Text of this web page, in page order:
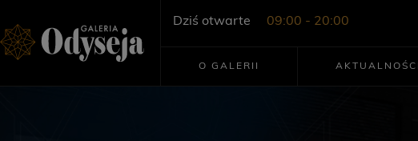
Dziś otwarte 09:00 - 20:00
O GALERII AKTUALNOŚCI